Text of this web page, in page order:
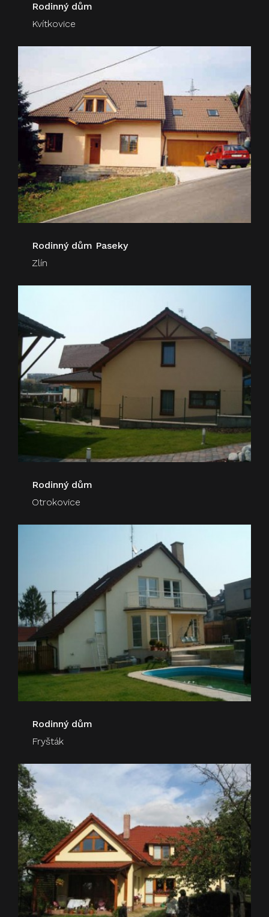
Rodinný dům
Kvítkovice
Rodinný dům Paseky
Zlín
Rodinný dům
Otrokovice
Rodinný dům
Fryšták